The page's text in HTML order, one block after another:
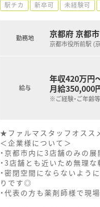
駅チカ 新卒可 未経験可
勤務地 京都府 京都
京都市役所前駅 (
給与
年収420万円
月給350,000
※ご経験・ご年齢
★ファルマスタッフオスス
＜企業様について＞
・京都市内に3店舗のみの
・3店舗とも近いため無理
・密閉空間にならないよう
りです◎
・代表の方も薬剤師様で現